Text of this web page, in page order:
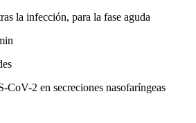
la infección, para la fase aguda
CoV-2 en secreciones nasofaríngeas